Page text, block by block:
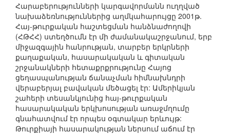
Հարաբերությունների կարգավորմանն ուղղված
նախաձեռնություններից աղմկահարույցը 2001թ.
Հայ-թուրքական հաշտեցման հանձնաժողովի
(ՀԹՀՀ) ստեղծումն էր մի ժամանակաշրջանում, երբ
միջազգային հանրության, տարբեր երկրների
քաղաքական, հասարակական և գիտական
շրջանակների հետաքրքրությունը Հայոց
ցեղասպանության ճանաչման հիմնախնդրի
վերաբերյալ բավական մեծացել էր: Ամերիկյան
շահերի տեսանկյունից հայ-թուրքական
հասարակական երկխոսության առաջմղումը
գնահատվում էր որպես օգտակար երևույթ:
Թուրքիայի հասարակության ներսում աճում էր